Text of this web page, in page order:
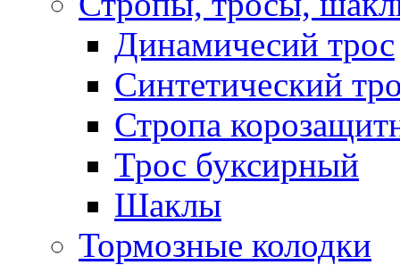
Динамичесий трос
Синтетический
Стропа
Трос буксирный
Шаклы
Тормозные колодки